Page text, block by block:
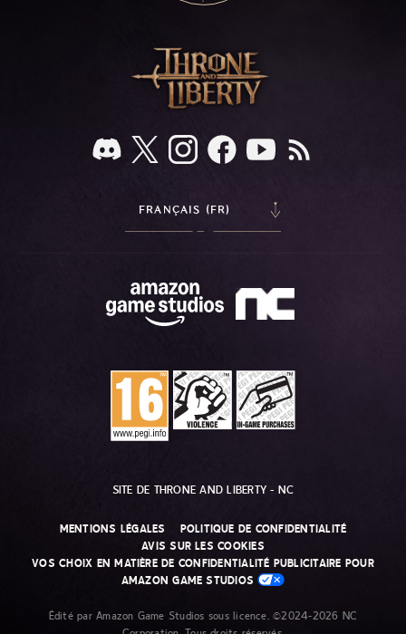
FRANÇAIS (FR)
SITE DE THRONE AND LIBERTY - NC
MENTIONS LÉGALES
POLITIQUE DE CONFIDENTIALITÉ
AVIS SUR LES COOKIES
VOS CHOIX EN MATIÈRE DE CONFIDENTIALITÉ PUBLICITAIRE POUR
AMAZON GAME STUDIOS
Édité par Amazon Game Studios sous licence. ©2024-2026 NC